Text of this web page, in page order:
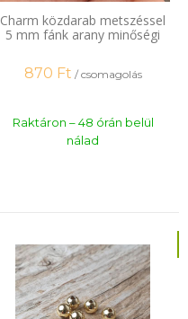
Charm közdarab metszéssel
5 mm fánk arany minőségi
bevonat 20 db
870 Ft / csomagolás
Raktáron – 48 órán belül
nálad